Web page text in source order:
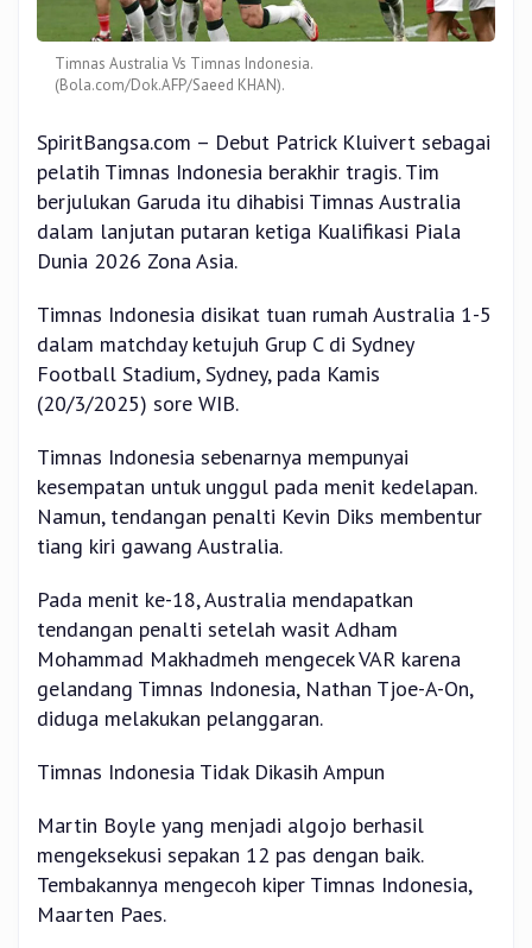
Timnas Australia Vs Timnas Indonesia.
(Bola.com/Dok.AFP/Saeed KHAN).
SpiritBangsa.com – Debut Patrick Kluivert sebagai
pelatih Timnas Indonesia berakhir tragis. Tim
berjulukan Garuda itu dihabisi Timnas Australia
dalam lanjutan putaran ketiga Kualifikasi Piala
Dunia 2026 Zona Asia.
Timnas Indonesia disikat tuan rumah Australia 1-5
dalam matchday ketujuh Grup C di Sydney
Football Stadium, Sydney, pada Kamis
(20/3/2025) sore WIB.
Timnas Indonesia sebenarnya mempunyai
kesempatan untuk unggul pada menit kedelapan.
Namun, tendangan penalti Kevin Diks membentur
tiang kiri gawang Australia.
Pada menit ke-18, Australia mendapatkan
tendangan penalti setelah wasit Adham
Mohammad Makhadmeh mengecek VAR karena
gelandang Timnas Indonesia, Nathan Tjoe-A-On,
diduga melakukan pelanggaran.
Timnas Indonesia Tidak Dikasih Ampun
Martin Boyle yang menjadi algojo berhasil
mengeksekusi sepakan 12 pas dengan baik.
Tembakannya mengecoh kiper Timnas Indonesia,
Maarten Paes.